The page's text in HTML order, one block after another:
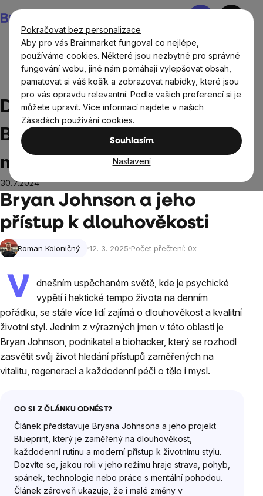
Pokračovat bez personalizace
Aby pro vás Brainmarket fungoval co nejlépe,
používáme cookies. Některé jsou nezbytné pro správné
fungování webu, jiné nám pomáhají vylepšovat obsah,
pamatovat si váš košík a zobrazovat nabídky, které jsou
pro vás opravdu relevantní. Podle vašich preferencí si je
můžete upravit. Více informací najdete v našich
Zásadách používání cookies.
Souhlasím
Nastavení
na
obsah
Nákupní
Blog
Dlouhověkost v podání Bryana Johnsona: Cesta k
neuvěřitelné vitalitě
Dlouhověkost v podání
Bryana Johnsona: Cesta k
neuvěřitelné vitalitě
30.7.2024
Bryan Johnson a jeho
přístup k dlouhověkosti
Roman Koloničný 12. 3. 2025 Počet přečtení: 0x
V
dnešním uspěchaném světě, kde je psychické
vypětí i hektické tempo života na denním
pořádku, se stále více lidí zajímá o dlouhověkost a kvalitní
životní styl. Jedním z výrazných jmen v této oblasti je
Bryan Johnson, podnikatel a biohacker, který se rozhodl
zasvětit svůj život hledání přístupů zaměřených na
vitalitu, regeneraci a každodenní péči o tělo i mysl.
CO SI Z ČLÁNKU ODNÉST?
Článek představuje Bryana Johnsona a jeho projekt
Blueprint, který je zaměřený na dlouhověkost,
každodenní rutinu a moderní přístup k životnímu stylu.
Dozvíte se, jakou roli v jeho režimu hraje strava, pohyb,
spánek, technologie nebo práce s mentální pohodou.
Článek zároveň ukazuje, že i malé změny v